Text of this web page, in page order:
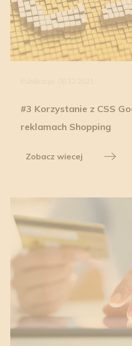
#3 Korzystanie z CSS
reklamach Shopping
Zobacz wiecej